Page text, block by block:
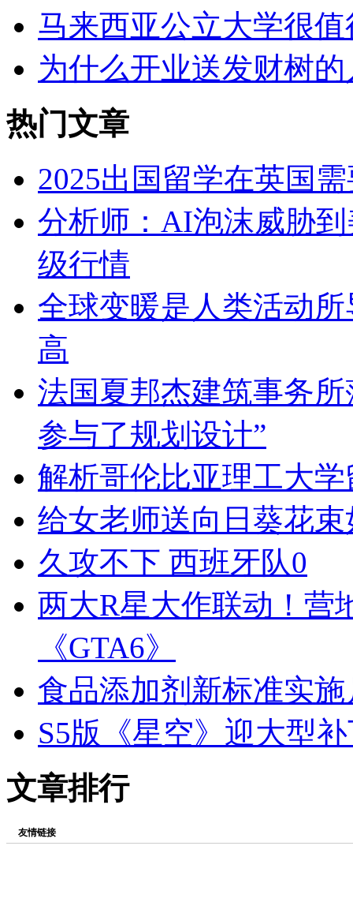
马来西亚公立大学很值
为什么开业送发财树
热门文章
2025出国留学在英国
分析师：AI泡沫威胁
级行情
全球变暖是人类活动
高
法国夏邦杰建筑事务
参与了规划设计”
解析哥伦比亚理工大
给女老师送向日葵花
久攻不下 西班牙队0
两大R星大作联动！营
《GTA6》
食品添加剂新标准实
S5版《星空》迎大型
文章排行
友情链接